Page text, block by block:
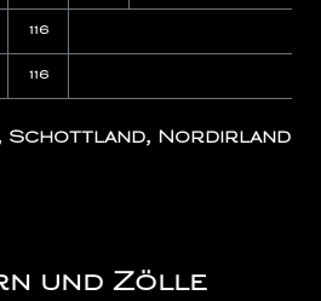
116
116
Schottland, Nordirland
und Zölle